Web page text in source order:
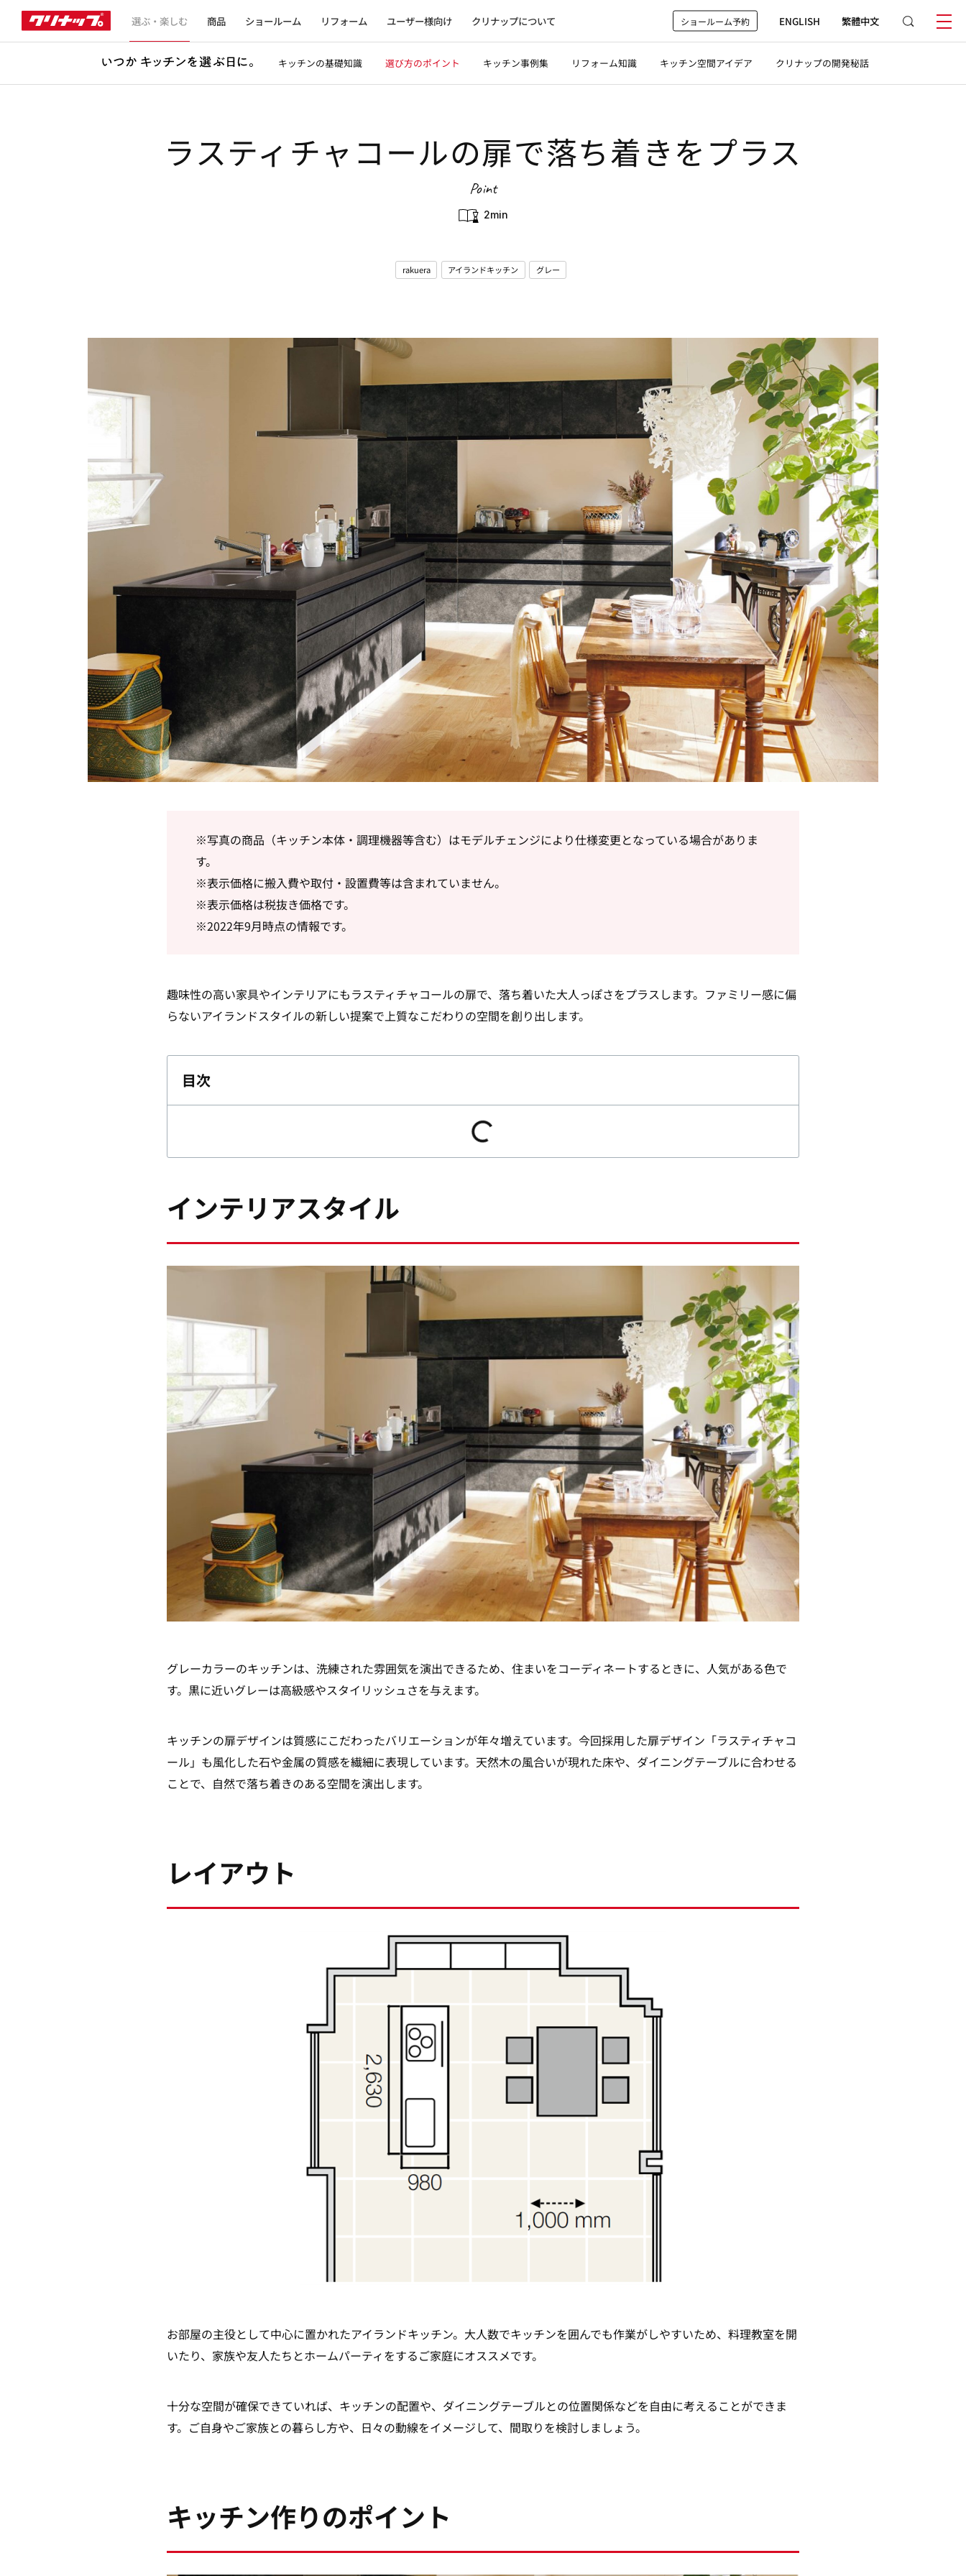
選ぶ・楽しむ 商品 ショールーム リフォーム ユーザー様向け クリナップについて ショールーム予約 ENGLISH 繁體中文
キッチンの基礎知識 選び方のポイント キッチン事例集 リフォーム知識 キッチン空間アイデア クリナップの開発秘話
ラスティチャコールの扉で落ち着きをプラス
Point
2min
rakuera アイランドキッチン グレー
※写真の商品（キッチン本体・調理機器等含む）はモデルチェンジにより仕様変更となっている場合がありま
す。
※表示価格に搬入費や取付・設置費等は含まれていません。
※表示価格は税抜き価格です。
※2022年9月時点の情報です。
趣味性の高い家具やインテリアにもラスティチャコールの扉で、落ち着いた大人っぽさをプラスします。ファミリー感に偏
らないアイランドスタイルの新しい提案で上質なこだわりの空間を創り出します。
目次
インテリアスタイル
グレーカラーのキッチンは、洗練された雰囲気を演出できるため、住まいをコーディネートするときに、人気がある色で
す。黒に近いグレーは高級感やスタイリッシュさを与えます。
キッチンの扉デザインは質感にこだわったバリエーションが年々増えています。今回採用した扉デザイン「ラスティチャコ
ール」も風化した石や金属の質感を繊細に表現しています。天然木の風合いが現れた床や、ダイニングテーブルに合わせる
ことで、自然で落ち着きのある空間を演出します。
レイアウト
お部屋の主役として中心に置かれたアイランドキッチン。大人数でキッチンを囲んでも作業がしやすいため、料理教室を開
いたり、家族や友人たちとホームパーティをするご家庭にオススメです。
十分な空間が確保できていれば、キッチンの配置や、ダイニングテーブルとの位置関係などを自由に考えることができま
す。ご自身やご家族との暮らし方や、日々の動線をイメージして、間取りを検討しましょう。
キッチン作りのポイント